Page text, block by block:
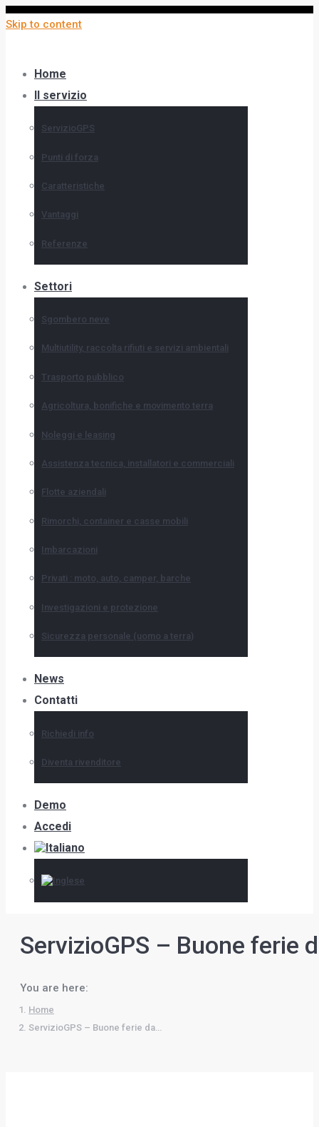
Skip to content
Home
Il servizio
ServizioGPS
Punti di forza
Caratteristiche
Vantaggi
Referenze
Settori
Sgombero neve
Multiutility, raccolta rifiuti e servizi ambientali
Trasporto pubblico
Agricoltura, bonifiche e movimento terra
Noleggi e leasing
Assistenza tecnica, installatori e commerciali
Flotte aziendali
Rimorchi, container e casse mobili
Imbarcazioni
Privati : moto, auto, camper, barche
Investigazioni e protezione
Sicurezza personale (uomo a terra)
News
Contatti
Richiedi info
Diventa rivenditore
Demo
Accedi
ServizioGPS – Buone ferie
You are here:
Home
ServizioGPS – Buone ferie da…